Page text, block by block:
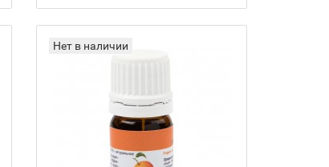
Нет в наличии